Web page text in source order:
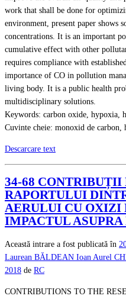
work that shall be done for
environment, present paper shows
concentrations. It is an important
cumulative effect with other
requires compliance with
importance of CO in pollution
living body. It is a public health
multidisciplinary solutions.
Keywords: carbon oxide, hypoxia,
Cuvinte cheie: monoxid de carbon,
Descarcare text
34-68 CONTRIBUȚII
RAPORTULUI
AERULUI CU OXIZI
IMPACTUL
Această intrare a fost publicată în
Laurean BĂLDEAN Ioan Aurel
2018 de RC
CONTRIBUTIONS TO THE